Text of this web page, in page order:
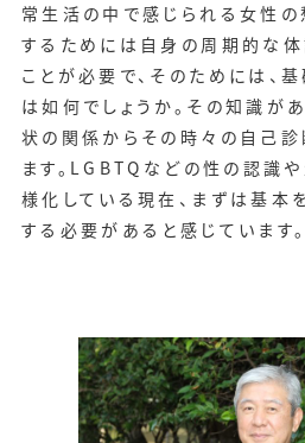
常生活の中で感じられる女性の
するためには自身の周期的な体
ことが必要で、そのためには、
は如何でしょうか。その知識が
状の関係からその時々の自己
ます。LGBTQなどの性の認識
様化している現在、まずは基本
する必要があると感じています。